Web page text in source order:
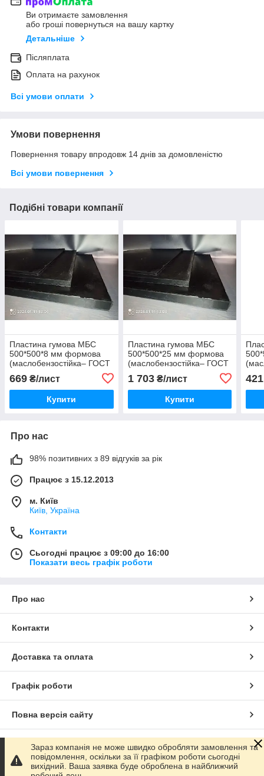
Ви отримаєте замовлення
або гроші повернуться на вашу картку
Детальніше
Післяплата
Оплата на рахунок
Всі умови оплати
Умови повернення
Повернення товару впродовж 14 днів за домовленістю
Всі умови повернення
Подібні товари компанії
Пластина гумова МБС
500*500*8 мм формова
(маслобензостійка– ГОСТ
669 ₴/лист
Купити
Пластина гумова МБС
500*500*25 мм формова
(маслобензостійка– ГОСТ
1 703₴/лист
Купити
421
Про нас
98% позитивних з 89 відгуків за рік
Працює з 15.12.2013
м. Київ
Київ, Україна
Контакти
Сьогодні працює з 09:00 до 16:00
Показати весь графік роботи
Про нас
Контакти
Доставка та оплата
Графік роботи
Повна версія сайту
Сайт створено на маркетплейсі Prom.ua
Політика конфіденційності
Зараз компанія не може швидко обробляти замовлення та
повідомлення, оскільки за її графіком роботи сьогодні
вихідний. Ваша заявка буде оброблена в найближчий